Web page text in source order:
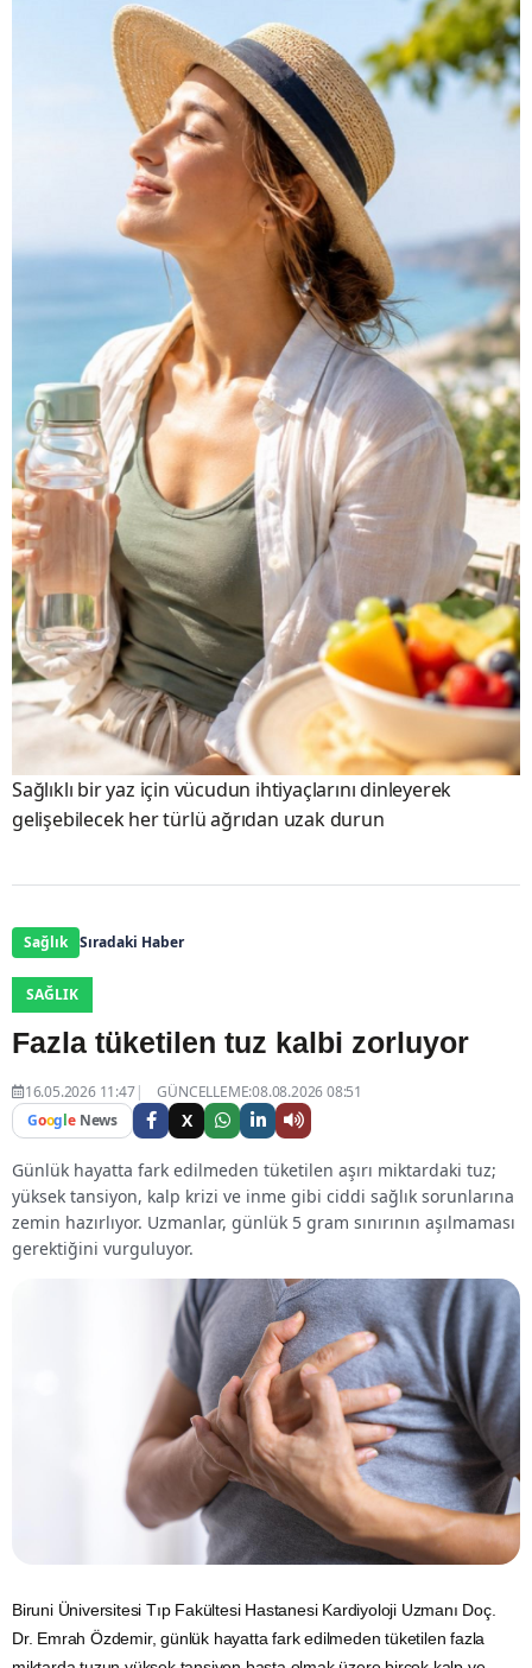
Sağlıklı bir yaz için vücudun ihtiyaçlarını dinleyerek
gelişebilecek her türlü ağrıdan uzak durun
Sağlık Sıradaki Haber
SAĞLIK
Fazla tüketilen tuz kalbi zorluyor
16.05.2026 11:47
GÜNCELLEME:08.08.2026 08:51
Google News X
Günlük hayatta fark edilmeden tüketilen aşırı miktardaki tuz;
yüksek tansiyon, kalp krizi ve inme gibi ciddi sağlık sorunlarına
zemin hazırlıyor. Uzmanlar, günlük 5 gram sınırının aşılmaması
gerektiğini vurguluyor.
Biruni Üniversitesi Tıp Fakültesi Hastanesi Kardiyoloji Uzmanı Doç.
Dr. Emrah Özdemir, günlük hayatta fark edilmeden tüketilen fazla